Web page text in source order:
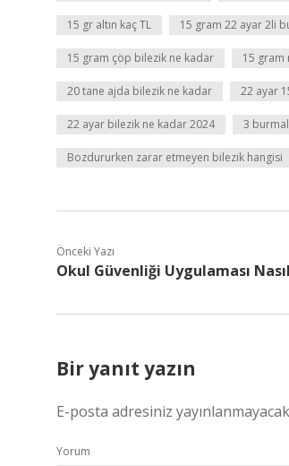
15 gr altın kaç TL 15 gram 22 ayar 2li
15 gram çöp bilezik ne kadar 15 gram
20 tane ajda bilezik ne kadar 22 ayar
22 ayar bilezik ne kadar 2024 3
Bozdururken zarar etmeyen bilezik hangisi
Önceki Yazı
Okul Güvenliği Uygulaması
Bir yanıt yazın
E-posta adresiniz
Yorum